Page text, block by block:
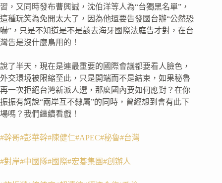
習，又同時發布曹興誠，沈伯洋等人為“台獨黑名單”，
這種玩笑為免開太大了，因為他還要告發國台辦“公然恐
嚇”，只是不知道是不是該去海牙國際法庭告才對，在台
灣告是沒什麼鳥用的！
說了半天，現在是連最重要的國際會議都要看人臉色，
外交環境被限縮至此，只是開端而不是結束，如果秘魯
再一次拒絕台灣新派人選，那麼國內要如何應對？在你
振振有詞說“兩岸互不隸屬”的同時，曾經想到會有此下
場嗎？我們繼續看戲！
#幹哥#彭華幹#陳健仁#APEC#秘魯#台灣
#對岸#中國隊#國際#宏碁集團#創辦人